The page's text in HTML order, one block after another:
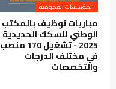
المؤسسات العمومية
مباريات توظيف بالمكتب
الوطني للسكك الحديدية
2025 - تشغيل 170 منصب
في مختلف الدرجات
والتخصصات